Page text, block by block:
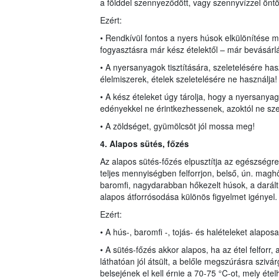
a földdel szennyeződött, vagy szennyvízzel
Ezért:
• Rendkívül fontos a nyers húsok elkülönítése
fogyasztásra már kész ételektől – már
• A nyersanyagok tisztítására, szeletelésére
élelmiszerek, ételek szeletelésére ne használja!
• A kész ételeket úgy tárolja, hogy a
edényekkel ne érintkezhessenek, azoktól ne
• A zöldséget, gyümölcsöt jól mossa meg!
4. Alapos sütés, főzés
Az alapos sütés-főzés elpusztítja az
teljes mennyiségben felforrjon, belső, ún.
baromfi, nagydarabban hőkezelt húsok, a
alapos átforrósodása különös figyelmet igényel.
Ezért:
• A hús-, baromfi -, tojás- és halételeket
• A sütés-főzés akkor alapos, ha az étel
láthatóan jól átsült, a belőle megszúrásra
belsejének el kell érnie a 70-75 °C-ot, mely